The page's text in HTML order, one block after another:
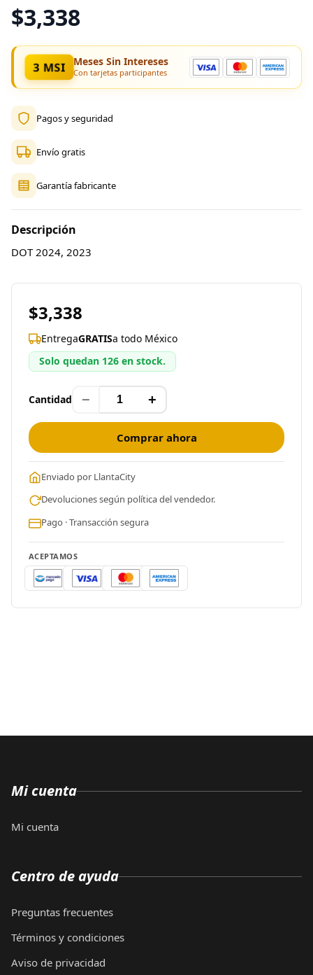
$3,338
3 MSI Meses Sin Intereses
Con tarjetas participantes
Pagos y seguridad
Envío gratis
Garantía fabricante
Descripción
DOT 2024, 2023
$3,338
EntregaGRATISa todo México
Solo quedan 126 en stock.
Cantidad − +
Comprar ahora
Enviado por LlantaCity
Devoluciones según política del vendedor.
Pago · Transacción segura
ACEPTAMOS
Mi cuenta
Mi cuenta
Centro de ayuda
Preguntas frecuentes
Términos y condiciones
Aviso de privacidad